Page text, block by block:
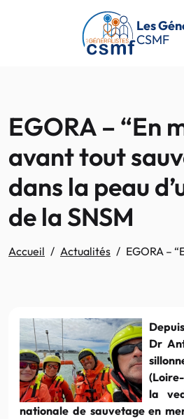
Passer au contenu principal
Les
CSMF
EGORA – “En
avant tout
dans la peau
de la SNSM
Accueil Actualités EGORA –
Dr
la
nationale de sauvetage en